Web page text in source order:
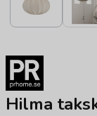
Hilma